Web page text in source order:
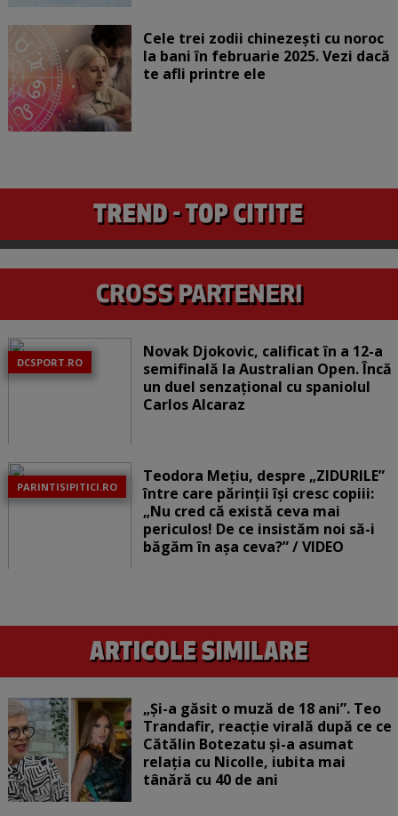
Cele trei zodii chinezești cu noroc
la bani în februarie 2025. Vezi dacă
te afli printre ele
DCSPORT.RO
Novak Djokovic, calificat în a 12-a
semifinală la Australian Open. Încă
un duel senzațional cu spaniolul
Carlos Alcaraz
PARINTISIPITICI.RO
Teodora Mețiu, despre „ZIDURILE”
între care părinții își cresc copiii:
„Nu cred că există ceva mai
periculos! De ce insistăm noi să-i
băgăm în așa ceva?” / VIDEO
„Și-a găsit o muză de 18 ani”. Teo
Trandafir, reacție virală după ce ce
Cătălin Botezatu și-a asumat
relația cu Nicolle, iubita mai
tânără cu 40 de ani